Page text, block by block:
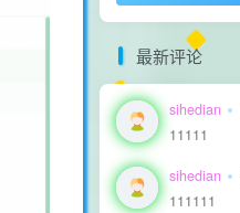
最新评论
sihedian
11111
sihedian
111111